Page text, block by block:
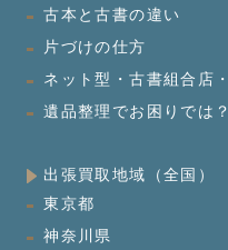
古本と古書の違い
片づけの仕方
ネット型・古書組合店
遺品整理でお困りでは？
出張買取地域（全国）
東京都
神奈川県